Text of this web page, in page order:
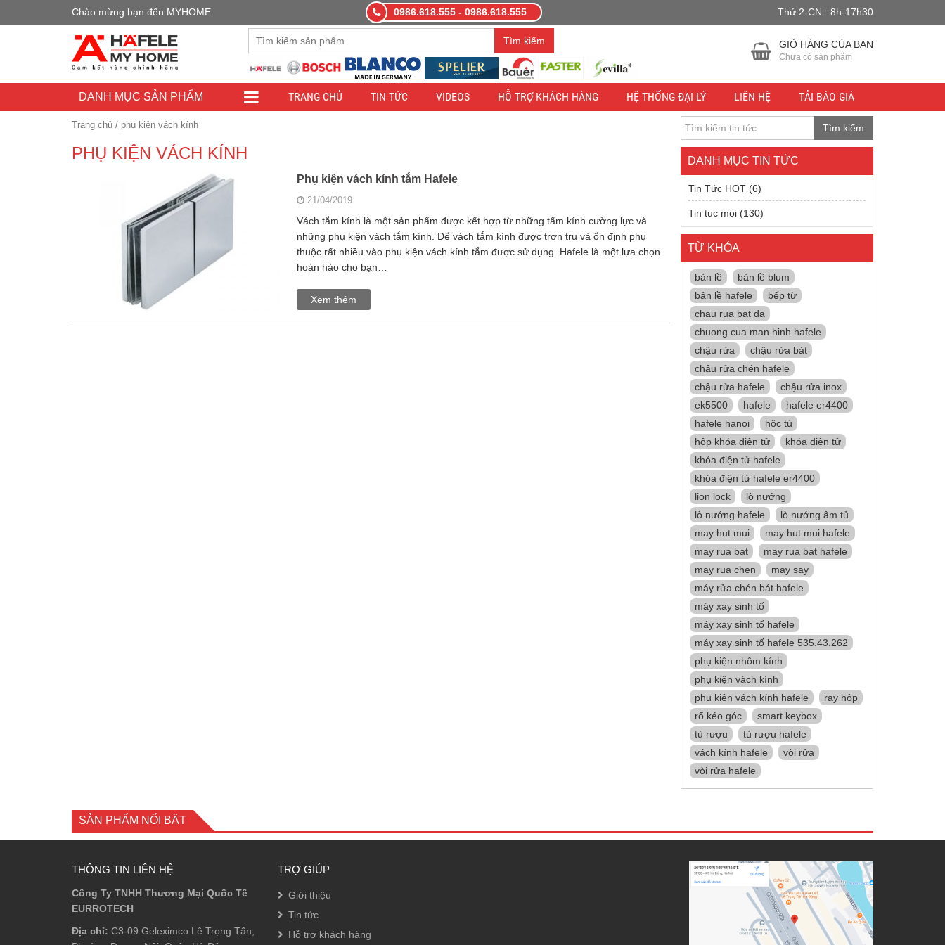
Chào mừng bạn đến MYHOME 0986.618.555 - 0986.618.555 Thứ 2-CN : 8h-17h30
Tìm kiếm GIỎ HÀNG CỦA BẠN
Chưa có sản phẩm
DANH MỤC SẢN PHẨM TRANG CHỦ TIN TỨC VIDEOS HỖ TRỢ KHÁCH HÀNG HỆ THỐNG ĐẠI LÝ LIÊN HỆ TẢI BÁO GIÁ
Trang chủ / phụ kiện vách kính
PHỤ KIỆN VÁCH KÍNH
Phụ kiện vách kính tắm Hafele
21/04/2019
Vách tắm kính là một sản phẩm được kết hợp từ những tấm kính cường lực và
những phụ kiện vách tắm kính. Để vách tắm kính được trơn tru và ổn định phụ
thuộc rất nhiều vào phụ kiện vách kính tắm được sử dụng. Hafele là một lựa chọn
hoàn hảo cho bạn…
Xem thêm
Tìm kiếm
DANH MỤC TIN TỨC
Tin Tức HOT (6)
Tin tuc moi (130)
TỪ KHÓA
bản lề
bản lề blum
bản lề hafele
bếp từ
chau rua bat da
chuong cua man hinh hafele
chậu rửa
chậu rửa bát
chậu rửa chén hafele
chậu rửa hafele
chậu rửa inox
ek5500
hafele
hafele er4400
hafele hanoi
hộc tủ
hộp khóa điện tử
khóa điện tử
khóa điện tử hafele
khóa điện tử hafele er4400
lion lock
lò nướng
lò nướng hafele
lò nướng âm tủ
may hut mui
may hut mui hafele
may rua bat
may rua bat hafele
may rua chen
may say
máy rửa chén bát hafele
máy xay sinh tố
máy xay sinh tố hafele
máy xay sinh tố hafele 535.43.262
phụ kiện nhôm kính
phụ kiện vách kính
phụ kiện vách kính hafele
ray hộp
rổ kéo góc
smart keybox
tủ rượu
tủ rượu hafele
vách kính hafele
vòi rửa
vòi rửa hafele
SẢN PHẨM NỔI BẬT
THÔNG TIN LIÊN HỆ
Công Ty TNHH Thương Mại Quốc Tế
EURROTECH
Địa chỉ: C3-09 Geleximco Lê Trọng Tấn,
TRỢ GIÚP
Giới thiệu
Tin tức
Hỗ trợ khách hàng
Đây là cửa hàng demo nhằm mục đích thử nghiệm — các đơn hàng sẽ không có hiệu lực.